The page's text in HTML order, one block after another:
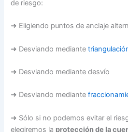
de riesgo:
➜ Eligiendo puntos de anclaje
➜ Desviando mediante
➜ Desviando mediante desvío
➜ Desviando mediante
➜ Sólo si no podemos evitar el
elegiremos la protección de la